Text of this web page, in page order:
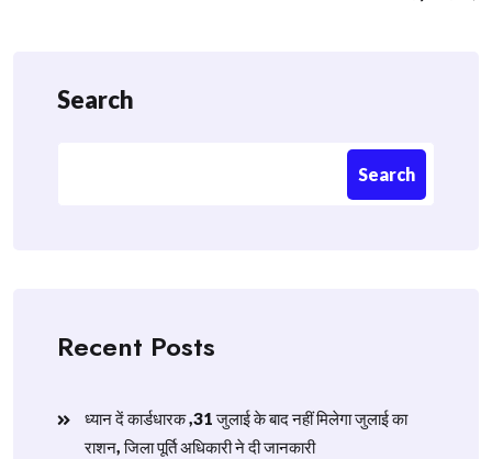
Search
Search
Recent Posts
ध्यान दें कार्डधारक ,31 जुलाई के बाद नहीं मिलेगा जुलाई का
राशन, जिला पूर्ति अधिकारी ने दी जानकारी